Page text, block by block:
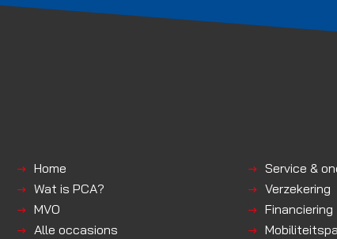
Service &
Verzekering
Financiering
Home
Wat is PCA?
MVO
Alle occasions